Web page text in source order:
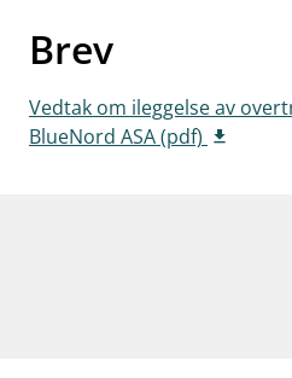
dashboardInformasjon for
notifications_noneAbonner på
Brev
Vedtak om ileggelse av
BlueNord ASA (pdf)